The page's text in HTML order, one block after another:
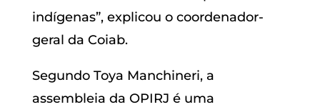
defesa dos nossos direitos nos campos
local, estadual, regional e nacional e,
agenda para trabalharmos o conjunto
internacional. Além de trazer o que a